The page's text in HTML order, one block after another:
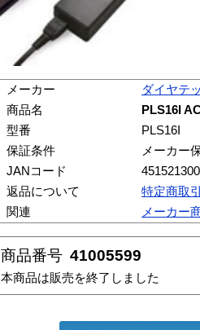
メーカー
ダイヤテ
商品名
PLS16I
型番
PLS16I
保証条件
メーカー
JANコード
返品について
特定商取
関連
メーカー
商品番号 41005599
本商品は販売を終了しました